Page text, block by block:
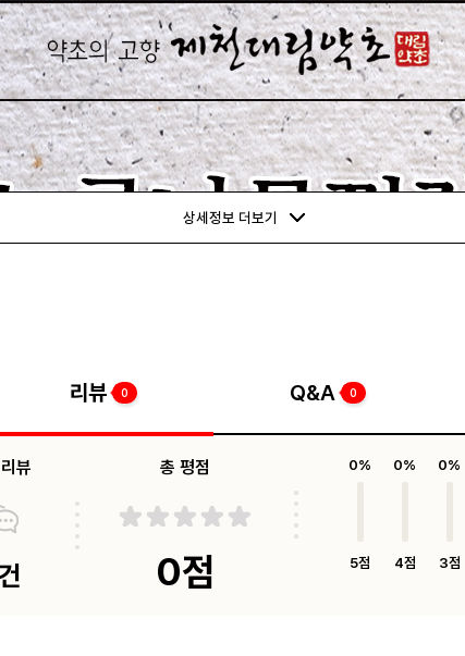
상세정보 더보기
리뷰 0 Q&A 0
뷰 총 평점
0점
0%
5점
0%
4점
0%
3점